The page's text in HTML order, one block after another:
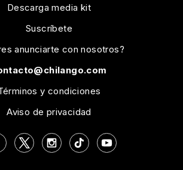
Descarga media kit
Suscríbete
anunciarte con nosotros?
y condiciones
Aviso de privacidad